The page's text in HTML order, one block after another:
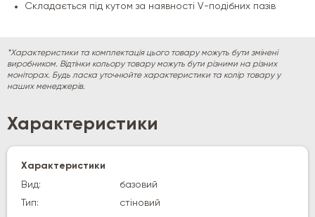
Складається під кутом за наявності V-подібних пазів
*Характеристики та комплектація цього товару можуть бути змінені
виробником. Відтінки кольору товару можуть бути різними на різних
моніторах. Будь ласка уточнюйте характеристики та колір товару у
наших менеджерів.
Характеристики
Характеристики
Вид:
базовий
Тип:
стіновий